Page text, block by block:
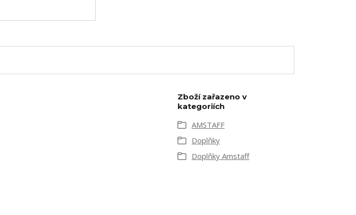
Zboží zařazeno v
kategoriích
AMSTAFF
Doplňky
Doplňky Amstaff